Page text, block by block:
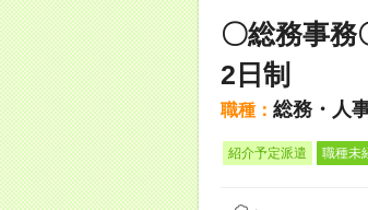
〇総務事
2日制
職種： 総務・人
紹介予定派遣 職種未